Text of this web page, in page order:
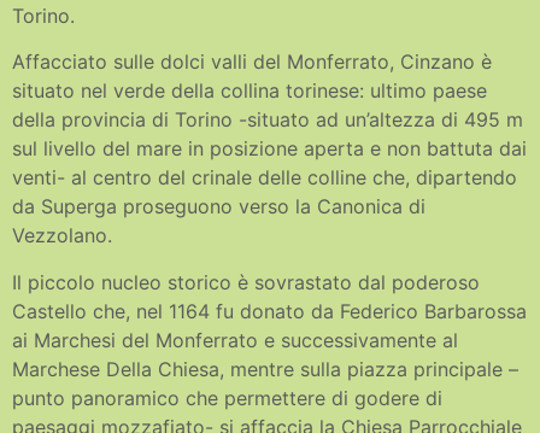
Torino.
Affacciato sulle dolci valli del Monferrato, Cinzano è
situato nel verde della collina torinese: ultimo paese
della provincia di Torino -situato ad un’altezza di 495 m
sul livello del mare in posizione aperta e non battuta dai
venti- al centro del crinale delle colline che, dipartendo
da Superga proseguono verso la Canonica di
Vezzolano.
Il piccolo nucleo storico è sovrastato dal poderoso
Castello che, nel 1164 fu donato da Federico Barbarossa
ai Marchesi del Monferrato e successivamente al
Marchese Della Chiesa, mentre sulla piazza principale –
punto panoramico che permettere di godere di
paesaggi mozzafiato- si affaccia la Chiesa Parrocchiale